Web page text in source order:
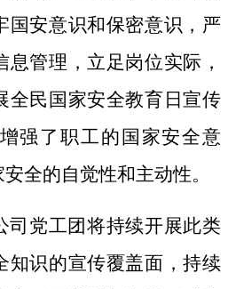
国安意识和保密意识，严
管理，立足岗位实际，
全民国家安全教育日宣传
强了职工的国家安全意
全的自觉性和主动性。
司党工团将持续开展此类
知识的宣传覆盖面，持续